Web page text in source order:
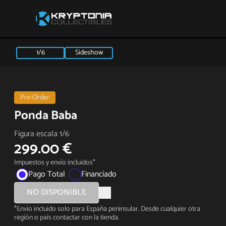
1/6 Sideshow
Pre-Order
Ponda Baba
Figura escala 1/6
299.00 €
Impuestos y envío incluidos*
Pago Total
Financiado
NO DISPONIBLE
*Envío incluido solo para España peninsular. Desde cualquier otra
región o país contactar con la tienda.